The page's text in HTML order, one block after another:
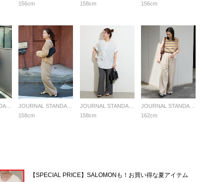
156cm
158cm
156cm
158cm
JOURNAL STANDARD LADYS
158cm
JOURNAL STANDARD LADYS
162cm
【SPECIAL PRICE】SALOMONも！お買い得な夏アイテム